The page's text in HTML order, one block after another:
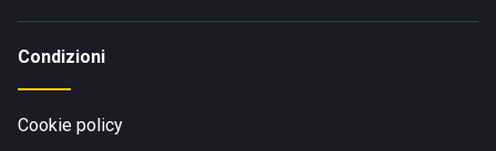
Condizioni
Cookie policy